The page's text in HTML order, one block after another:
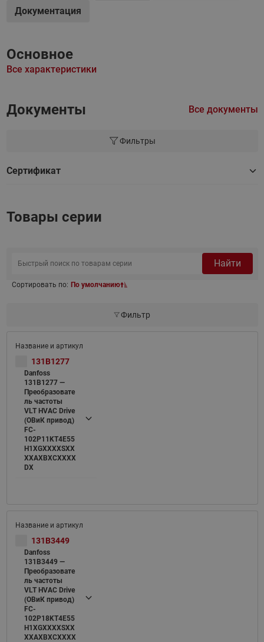
Документация
Основное
Все характеристики
Документы Все документы
Фильтры
Сертификат
Товары серии
Найти
Сортировать по: По умолчанию
Фильтр
131B1277
Danfoss
131B1277 —
Преобразовате
ль частоты
VLT HVAC Drive
(ОВиК привод)
FC-
102P11KT4E55
H1XGXXXXSXX
XXAXBXCXXXX
DX
131B3449
Danfoss
131B3449 —
Преобразовате
ль частоты
VLT HVAC Drive
(ОВиК привод)
FC-
102P18KT4E55
H1XGXXXXSXX
XXAXBXCXXXX